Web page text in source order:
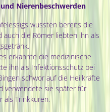
Nierenbeschwerden
wussten bereits die
auch die Römer liebten ihn als
erkannte die medizinische
ihn als Infektionsschutz bei
schwor auf die Heilkräfte
verwendete sie später für
als Trinkkuren.